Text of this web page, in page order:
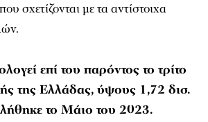
σχετίζονται με τα αντίστοιχα
επί του παρόντος το τρίτο
της Ελλάδας, ύψους 1,72 δισ.
το Μάιο του 2023.